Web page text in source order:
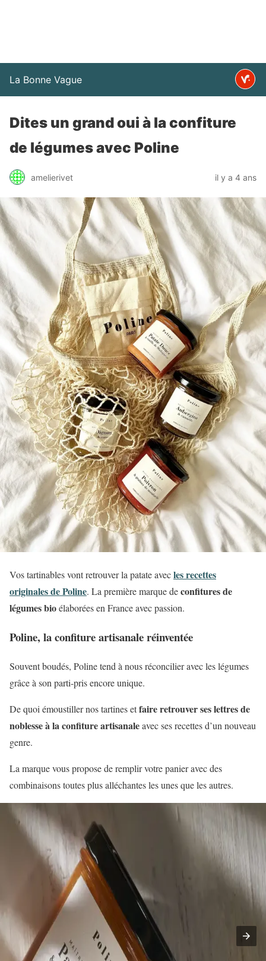
La Bonne Vague
Dites un grand oui à la confiture
de légumes avec Poline
amelierivet il y a 4 ans
Vos tartinables vont retrouver la patate avecles recettes
originales de Poline. La première marque deconfitures de
légumes bioélaborées en France avec passion.
Poline, la confiture artisanale réinventée
Souvent boudés, Poline tend à nous réconcilier avec les légumes
grâce à son parti-pris encore unique.
De quoi émoustiller nos tartines etfaire retrouver ses lettres de
noblesseà la confiture artisanaleavec ses recettes d’un nouveau
genre.
La marque vous propose de remplir votre panier avec des
combinaisons toutes plus alléchantes les unes que les autres.